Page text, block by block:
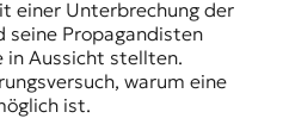
einer Unterbrechung der
seine Propagandisten
in Aussicht stellten.
warum eine
ist.